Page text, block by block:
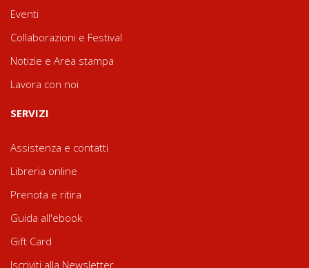
Eventi
Collaborazioni e Festival
Notizie e Area stampa
Lavora con noi
SERVIZI
Assistenza e contatti
Libreria online
Prenota e ritira
Guida all'ebook
Gift Card
Iscriviti alla Newsletter